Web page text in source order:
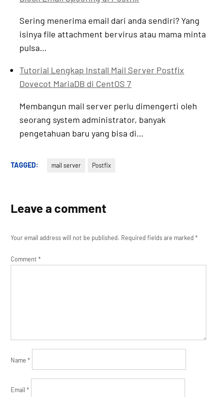
Sering menerima email dari anda sendiri? Yang
isinya file attachment bervirus atau mama minta
pulsa…
Tutorial Lengkap Install Mail Server Postfix
Dovecot MariaDB di CentOS 7
Membangun mail server perlu dimengerti oleh
seorang system administrator, banyak
pengetahuan baru yang bisa di…
TAGGED: mail server Postfix
Leave a comment
Your email address will not be published. Required fields are marked*
Comment*
Name*
Email*